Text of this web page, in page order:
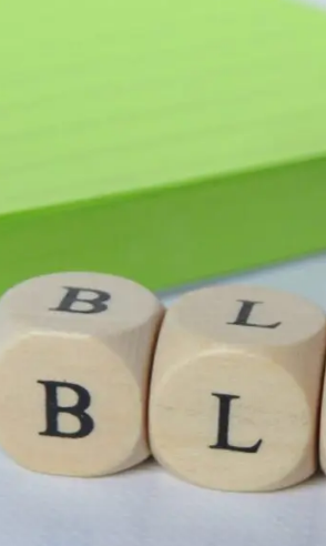
アフィリエイト実績
人気記事などの紹介
人気記事の紹介
ブログ運営報告まとめ